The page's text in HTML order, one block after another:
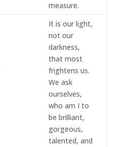
measure.
It is our light,
not our
darkness,
that most
frightens us.
We ask
ourselves,
who am I to
be brilliant,
gorgeous,
talented, and